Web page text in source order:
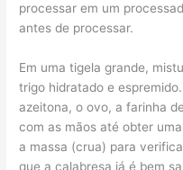
processar em um
antes de processar.
Em uma tigela grande,
trigo hidratado e
azeitona, o ovo, a farinha
com as mãos até obter
a massa (crua) para
que a calabresa já é bem